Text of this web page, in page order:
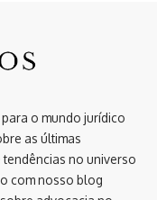
o mundo jurídico
as últimas
no universo
com nosso blog